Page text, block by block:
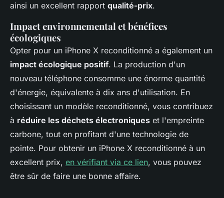
ainsi un excellent rapport qualité-prix.
Impact environnemental et bénéfices
écologiques
Opter pour un iPhone X reconditionné a également un
impact écologique positif. La production d'un
nouveau téléphone consomme une énorme quantité
d'énergie, équivalente à dix ans d'utilisation. En
choisissant un modèle reconditionné, vous contribuez
à réduire les déchets électroniques et l'empreinte
carbone, tout en profitant d'une technologie de
pointe. Pour obtenir un iPhone X reconditionné à un
excellent prix, en vérifiant via ce lien, vous pouvez
être sûr de faire une bonne affaire.